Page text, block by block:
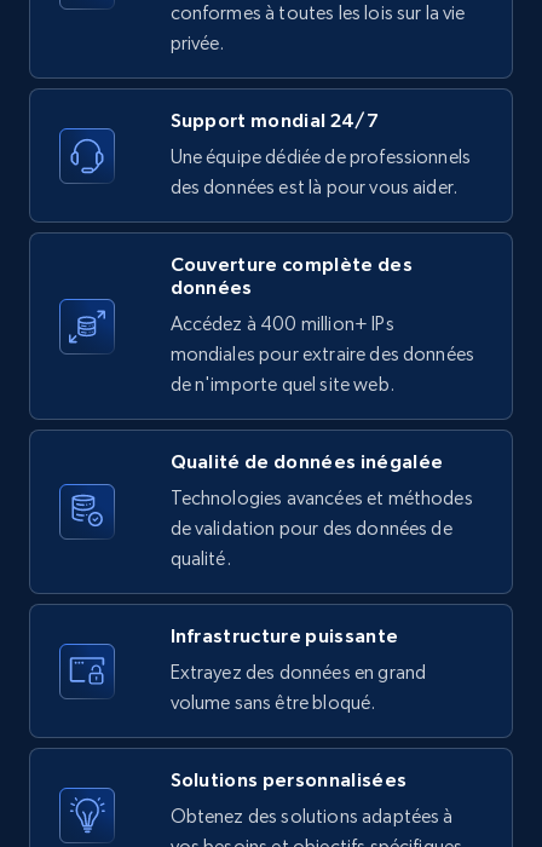
conformes à toutes les lois sur la vie
privée.
Support mondial 24/7
Une équipe dédiée de professionnels
des données est là pour vous aider.
Couverture complète des
données
Accédez à 400 million+ IPs
mondiales pour extraire des données
de n'importe quel site web.
Qualité de données inégalée
Technologies avancées et méthodes
de validation pour des données de
qualité.
Infrastructure puissante
Extrayez des données en grand
volume sans être bloqué.
Solutions personnalisées
Obtenez des solutions adaptées à